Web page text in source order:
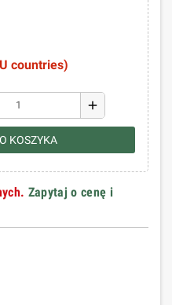
countries)
add
KOSZYKA
Zapytaj o cenę i